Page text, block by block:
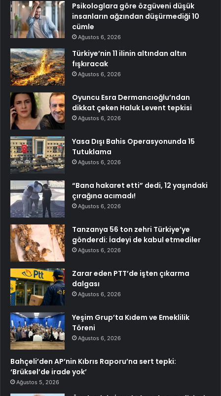
Psikologlara göre özgüveni düşük
insanların ağzından düşürmediği 10
cümle
Ağustos 6, 2026
Türkiye’nin 11 ilinin altından altın
fışkıracak
Ağustos 6, 2026
Oyuncu Esra Dermancıoğlu’ndan
dikkat çeken Haluk Levent tepkisi
Ağustos 6, 2026
Yasa Dışı Bahis Operasyonunda 15
Tutuklama
Ağustos 6, 2026
“Bana hakaret etti” dedi, 12 yaşındaki
çırağına acımadı!
Ağustos 6, 2026
Tanzanya 56 ton zehri Türkiye’ye
gönderdi: İadeyi de kabul etmediler
Ağustos 6, 2026
Zarar eden PTT’de işten çıkarma
dalgası
Ağustos 6, 2026
Yeşim Grup’ta Kıdem ve Emeklilik
Töreni
Ağustos 6, 2026
Bahçeli’den AP’nin Kıbrıs Raporu’na sert tepki:
‘Brüksel’de irade yok’
Ağustos 5, 2026